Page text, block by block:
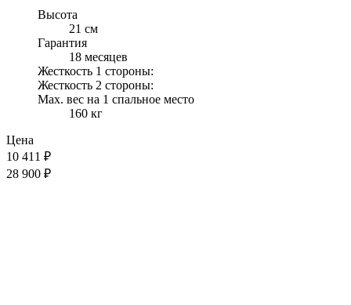
Высота
21 см
Гарантия
18 месяцев
Жесткость 1 стороны:
Жесткость 2 стороны:
Max. вес на 1 спальное место
160 кг
Цена
10 411 ₽
28 900 ₽